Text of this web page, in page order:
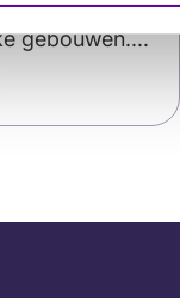
onderwijs-
gebouwen....